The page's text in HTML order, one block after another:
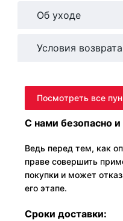
Об уходе
Условия
Посмотреть все
С нами безопасно и
Ведь перед тем, как
праве совершить
покупки и может
его этапе.
Сроки доставки: